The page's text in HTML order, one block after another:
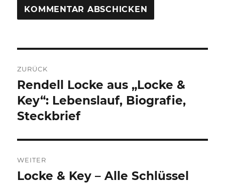
ZURÜCK
Vorheriger
Beitrag:
Rendell Locke aus „Locke &
Key“: Lebenslauf, Biografie,
Steckbrief
WEITER
Nächster
Locke & Key – Alle Schlüssel